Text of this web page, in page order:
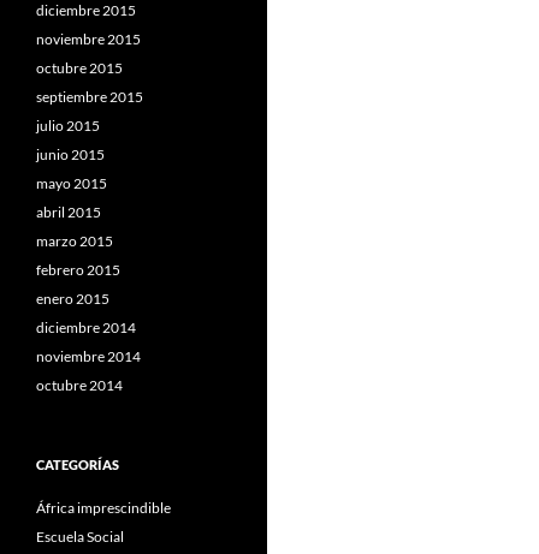
diciembre 2015
noviembre 2015
octubre 2015
septiembre 2015
julio 2015
junio 2015
mayo 2015
abril 2015
marzo 2015
febrero 2015
enero 2015
diciembre 2014
noviembre 2014
octubre 2014
CATEGORÍAS
África imprescindible
Escuela Social